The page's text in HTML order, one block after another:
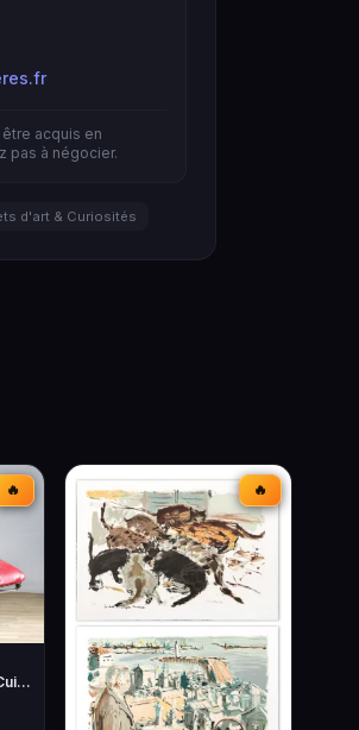
acquis en
pas à négocier.
d'art & Curiosités
🔥 🔥